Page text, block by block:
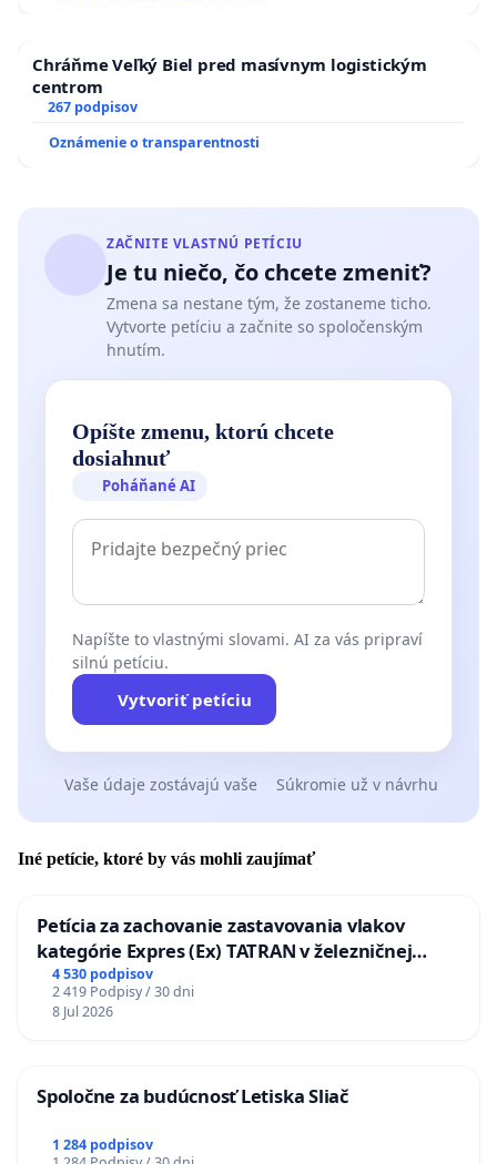
Chráňme Veľký Biel pred masívnym logistickým
centrom
267 podpisov
Oznámenie o transparentnosti
ZAČNITE VLASTNÚ PETÍCIU
Je tu niečo, čo chcete zmeniť?
Zmena sa nestane tým, že zostaneme ticho.
Vytvorte petíciu a začnite so spoločenským
hnutím.
Opíšte zmenu, ktorú chcete
dosiahnuť
Poháňané AI
Napíšte to vlastnými slovami. AI za vás pripraví
silnú petíciu.
Vytvoriť petíciu
Vaše údaje zostávajú vaše Súkromie už v návrhu
Iné petície, ktoré by vás mohli zaujímať
Petícia za zachovanie zastavovania vlakov
kategórie Expres (Ex) TATRAN v železničnej
stanici Púchov
4 530 podpisov
2 419 Podpisy / 30 dni
8 Jul 2026
Spoločne za budúcnosť Letiska Sliač
1 284 podpisov